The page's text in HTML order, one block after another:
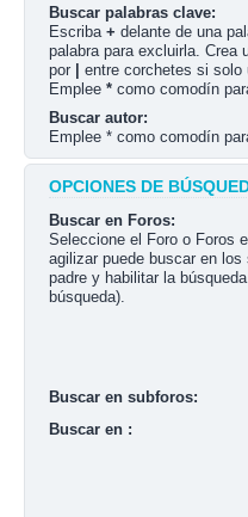
Buscar palabras clave:
Escriba + delante de una
palabra para excluirla. Crea
por
entre corchetes si solo
Emplee * como comodín
Buscar autor:
Emplee * como comodín
OPCIONES DE
Buscar en Foros:
Seleccione el Foro o Foros
agilizar puede buscar en
padre y habilitar la
búsqueda).
Buscar en subforos:
Buscar en :